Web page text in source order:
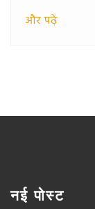
और पढ़ें
नई पोस्ट